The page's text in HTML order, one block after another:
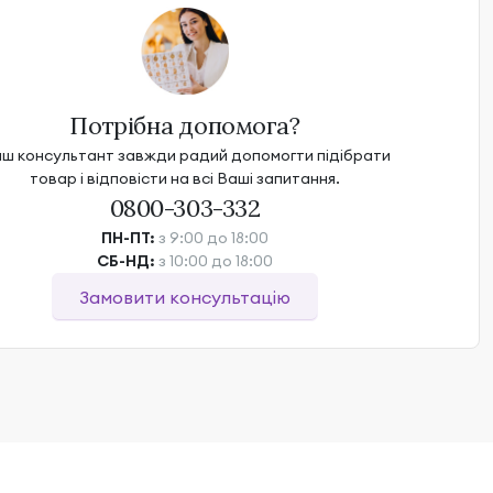
Потрібна допомога?
консультант завжди радий допомогти підібрати
товар і відповісти на всі Ваші запитання.
0800-303-332
ПН-ПТ: з 9:00 до 18:00
СБ-НД: з 10:00 до 18:00
Замовити консультацію